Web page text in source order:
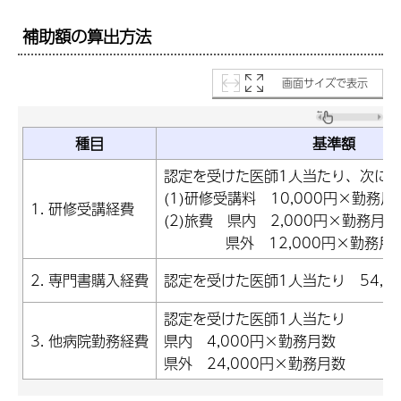
補助額の算出方法
画面サイズで表示
種目 基準額
1. 研修受講経費
認定を受けた医師1人当たり、次に
(1)研修受講料 10,000円×勤務月
(2)旅費 県内 2,000円×勤務月数
県外 12,000円×勤務月
2. 専門書購入経費
認定を受けた医師1人当たり
3. 他病院勤務経費
認定を受けた医師1人当たり
県内 4,000円×勤務月数
県外 24,000円×勤務月数